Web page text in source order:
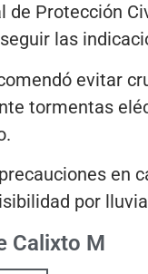
de Protección
las
evitar
tormentas
en
por
Calixto M